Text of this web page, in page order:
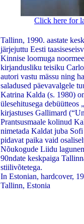
Click here for
Tallinn, 1990. aastate
järjejuttu Eesti
Kinnise loomuga
kirjandusliku teisiku
autori vastu mässu ning
saladused päevavalgele
Katrina Kalda (s. 1980)
ülesehitusega debüütteos
kirjastuses Gallimard
Prantsusmaale kolinud
nimetada Kaldat juba
pidavat paika vaid
Nõukogude Liidu
90ndate keskpaiga
stiilivõtetega.
In Estonian, hardcover,
Tallinn, Estonia